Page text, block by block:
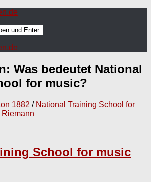
Was bedeutet National
for music?
1882 / National Training School for
Riemann
School for music